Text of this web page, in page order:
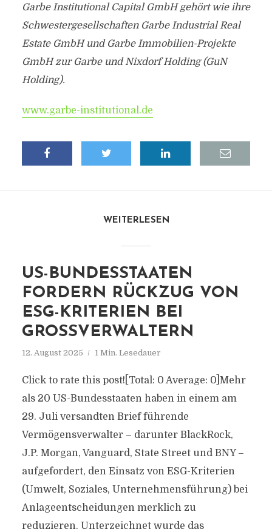
Garbe Institutional Capital GmbH gehört wie ihre
Schwestergesellschaften Garbe Industrial Real
Estate GmbH und Garbe Immobilien-Projekte
GmbH zur Garbe und Nixdorf Holding (GuN
Holding).
www.garbe-institutional.de
WEITERLESEN
US-BUNDESSTAATEN
FORDERN RÜCKZUG VON
ESG-KRITERIEN BEI
GROSSVERWALTERN
12. August 2025 1 Min. Lesedauer
Click to rate this post![Total: 0 Average: 0]Mehr
als 20 US-Bundesstaaten haben in einem am
29. Juli versandten Brief führende
Vermögensverwalter – darunter BlackRock,
J.P. Morgan, Vanguard, State Street und BNY –
aufgefordert, den Einsatz von ESG-Kriterien
(Umwelt, Soziales, Unternehmensführung) bei
Anlageentscheidungen merklich zu
reduzieren. Unterzeichnet wurde das